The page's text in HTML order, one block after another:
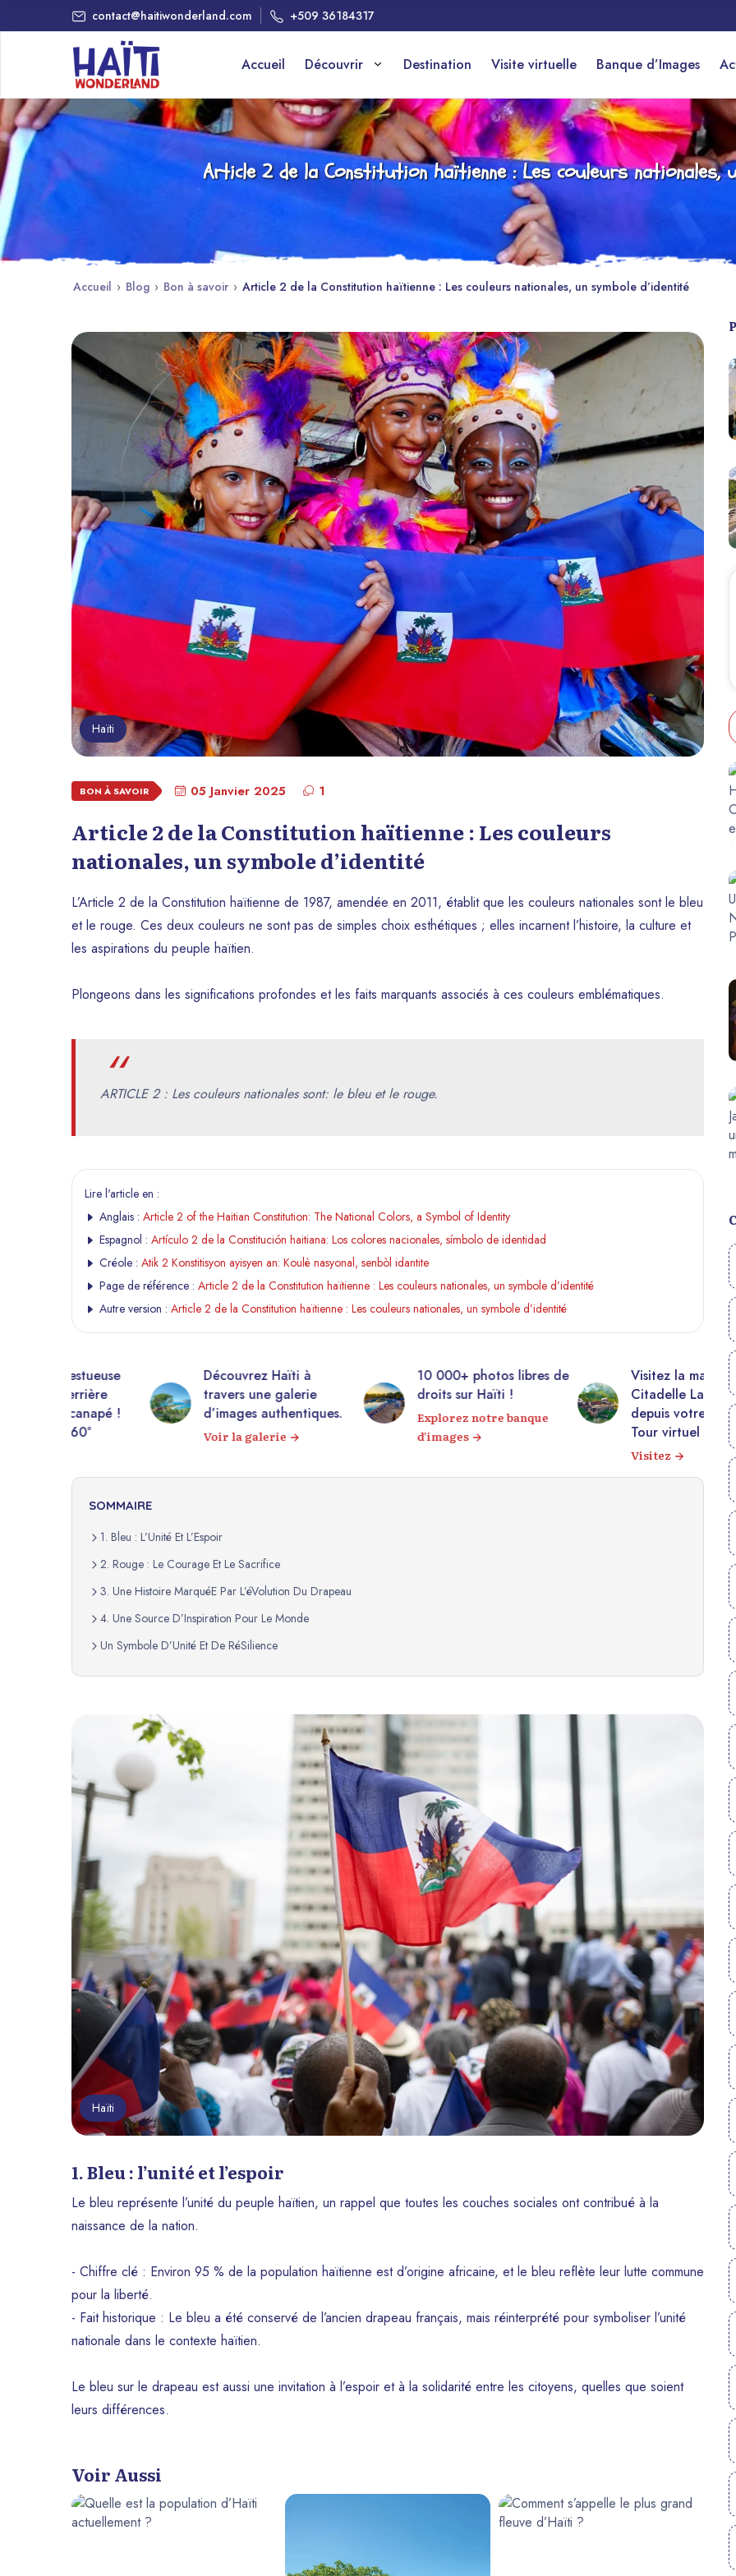
contact@haitiwonderland.com +509 36184317
Accueil Découvrir Destination Visite virtuelle Banque d’Images
Article 2 de la Constitution haïtienne : Les couleurs nationales,
Accueil › Blog › Bon à savoir › Article 2 de la Constitution haïtienne : Les couleurs nationales, un symbole d’identité
Haïti
BON À SAVOIR 05 Janvier 2025 1
Article 2 de la Constitution haïtienne : Les couleurs
nationales, un symbole d’identité
L’Article 2 de la Constitution haïtienne de 1987, amendée en 2011, établit que les couleurs nationales sont le bleu
et le rouge. Ces deux couleurs ne sont pas de simples choix esthétiques ; elles incarnent l’histoire, la culture et
les aspirations du peuple haïtien.
Plongeons dans les significations profondes et les faits marquants associés à ces couleurs emblématiques.
ARTICLE 2 : Les couleurs nationales sont: le bleu et le rouge.
Lire l'article en :
Anglais : Article 2 of the Haitian Constitution: The National Colors, a Symbol of Identity
Espagnol : Artículo 2 de la Constitución haitiana: Los colores nacionales, símbolo de identidad
Créole : Atik 2 Konstitisyon ayisyen an: Koulè nasyonal, senbòl idantite
Page de référence : Article 2 de la Constitution haïtienne : Les couleurs nationales, un symbole d’identité
Autre version : Article 2 de la Constitution haïtienne : Les couleurs nationales, un symbole d’identité
Découvrez Haïti à
travers une galerie
d’images authentiques.
Voir la galerie
10 000+ photos libres de
droits sur Haïti !
Explorez notre banque
Visitez la majestueuse
Citadelle Laferrière
depuis votre canapé !
Tour virtuel 360°
SOMMAIRE
1. Bleu : L’Unité Et L’Espoir
2. Rouge : Le Courage Et Le Sacrifice
3. Une Histoire MarquéE Par L’éVolution Du Drapeau
4. Une Source D’Inspiration Pour Le Monde
Un Symbole D’Unité Et De RéSilience
Haïti
1. Bleu : l’unité et l’espoir
Le bleu représente l’unité du peuple haïtien, un rappel que toutes les couches sociales ont contribué à la
naissance de la nation.
- Chiffre clé : Environ 95 % de la population haïtienne est d’origine africaine, et le bleu reflète leur lutte commune
pour la liberté.
- Fait historique : Le bleu a été conservé de l’ancien drapeau français, mais réinterprété pour symboliser l’unité
nationale dans le contexte haïtien.
Le bleu sur le drapeau est aussi une invitation à l’espoir et à la solidarité entre les citoyens, quelles que soient
leurs différences.
Voir Aussi